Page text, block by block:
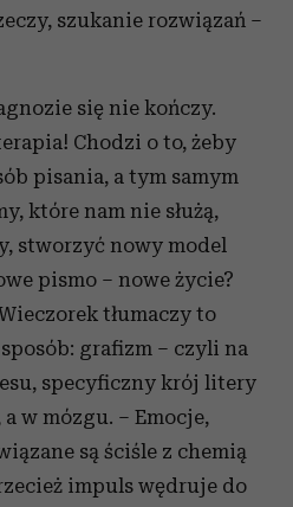
szukanie rozwiązań –
się nie kończy.
Chodzi o to, żeby
pisania, a tym samym
które nam nie służą,
stworzyć nowy model
pismo – nowe życie?
tłumaczy to
grafizm – czyli na
specyficzny krój litery
w mózgu. – Emocje,
są ściśle z chemią
impuls wędruje do